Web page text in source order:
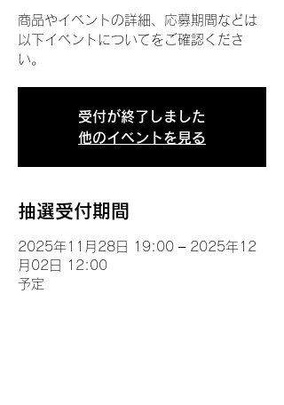
商品やイベントの詳細、応募期間などは
以下イベントについてをご確認くださ
い。
受付が終了しました
他のイベントを見る
抽選受付期間
2025年11月28日 19:00 – 2025年12
月02日 12:00
予定